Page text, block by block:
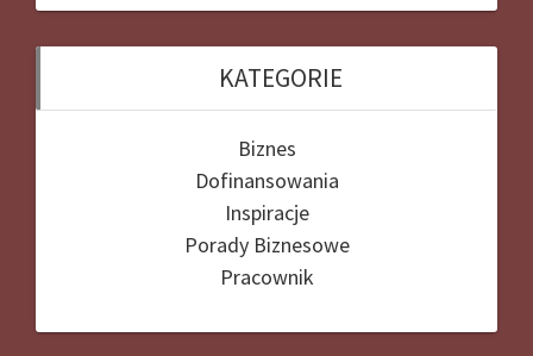
KATEGORIE
Biznes
Dofinansowania
Inspiracje
Porady Biznesowe
Pracownik